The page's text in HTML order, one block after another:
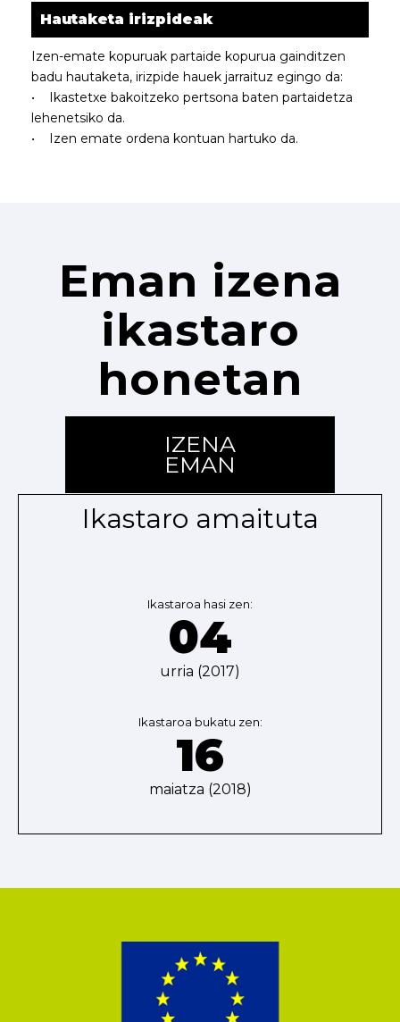
Hautaketa irizpideak
Izen-emate kopuruak partaide kopurua gainditzen
badu hautaketa, irizpide hauek jarraituz egingo da:
• Ikastetxe bakoitzeko pertsona baten partaidetza
lehenetsiko da.
• Izen emate ordena kontuan hartuko da.
Eman izena
ikastaro
honetan
IZENA
EMAN
Ikastaro amaituta
Ikastaroa hasi zen:
04
urria (2017)
Ikastaroa bukatu zen:
16
maiatza (2018)